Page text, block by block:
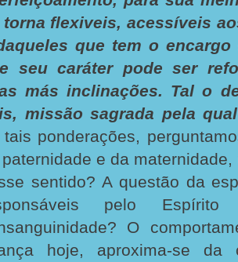
flexiveis, acessíveis
que tem o
seu caráter pode ser
más inclinações. Tal o
missão sagrada pela
tais ponderações,
e da
sentido? A questão da
pelo
O
hoje, aproxima-se da